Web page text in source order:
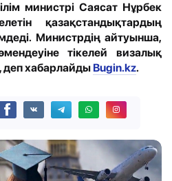
министрі Саясат Нұрбек
қазақстандықтардың
Министрдің айтуынша,
тікелей визалық
деп хабарлайды Bugin.kz.